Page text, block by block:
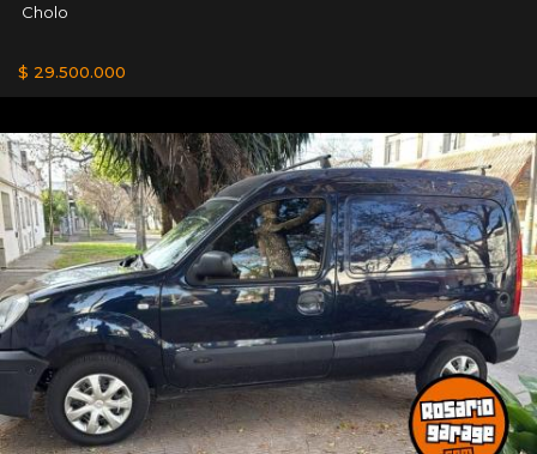
Cholo
$ 29.500.000